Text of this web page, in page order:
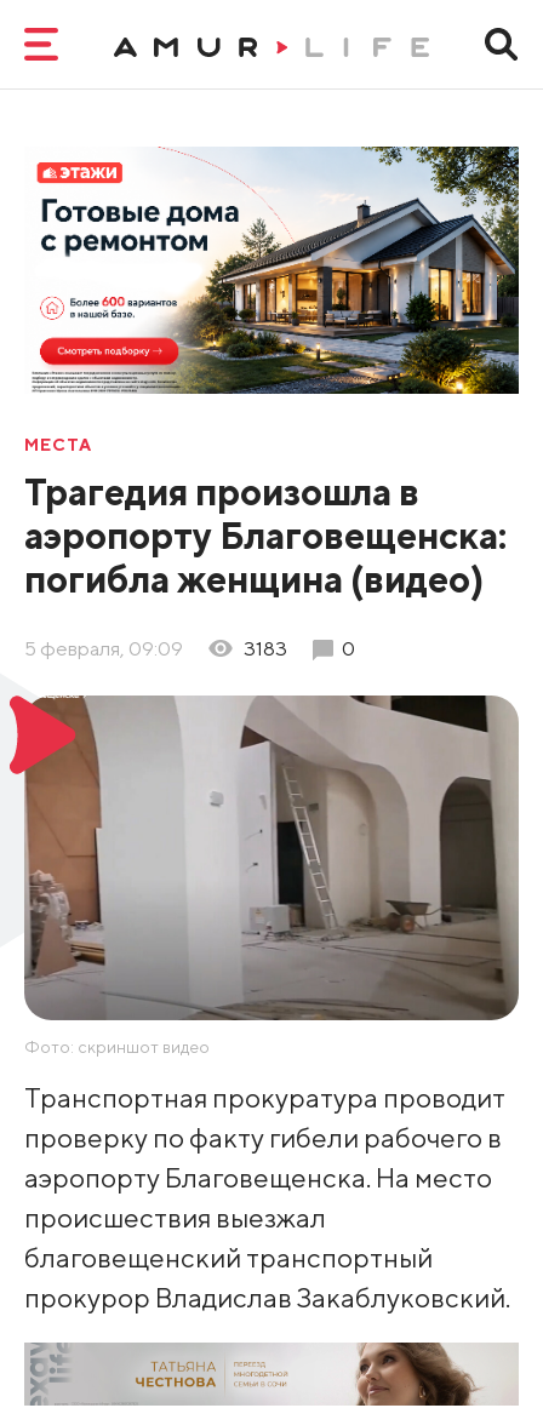
МЕСТА
Трагедия произошла в
аэропорту Благовещенска:
погибла женщина (видео)
5 февраля, 09:09 3183 0
Фото: скриншот видео
Транспортная прокуратура проводит
проверку по факту гибели рабочего в
аэропорту Благовещенска. На место
происшествия выезжал
благовещенский транспортный
прокурор Владислав Закаблуковский.